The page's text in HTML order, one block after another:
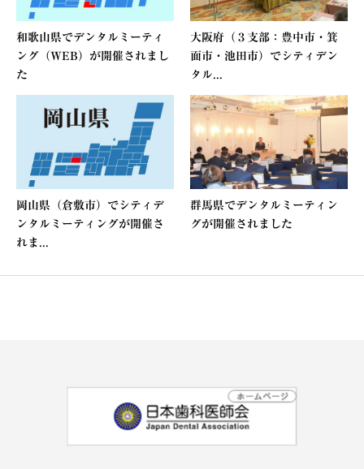
和歌山県でデンタルミーティ
ング（WEB）が開催されまし
た
大阪府（３支部：豊中市・箕
面市・池田市）でシティデン
タル...
岡山県（倉敷市）でシティデ
ンタルミーティングが開催さ
れま...
群馬県でデンタルミーティン
グが開催されました